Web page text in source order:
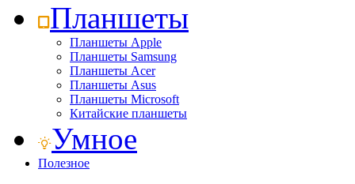
Планшеты
Планшеты Apple
Планшеты Samsung
Планшеты Acer
Планшеты Asus
Планшеты Microsoft
Китайские планшеты
Умное
Полезное